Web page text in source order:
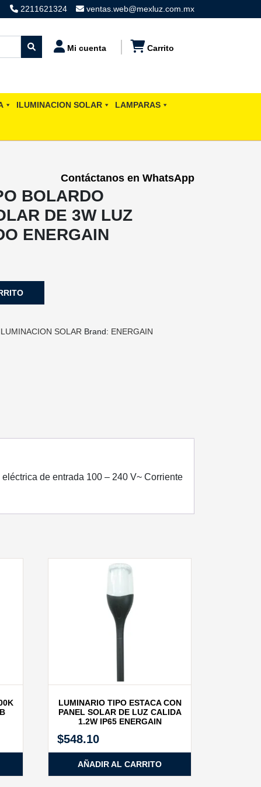
2211621324 ventas.web@mexluz.com.mx
Mi cuenta Carrito
ILUMINACION SOLAR LAMPARAS
Contáctanos en WhatsApp
BOLARDO
DE 3W LUZ
ENERGAIN
SOLAR Brand: ENERGAIN
de entrada 100 – 240 V~ Corriente
LUMINARIO TIPO ESTACA CON
PANEL SOLAR DE LUZ CALIDA
1.2W IP65 ENERGAIN
$548.10
AÑADIR AL CARRITO